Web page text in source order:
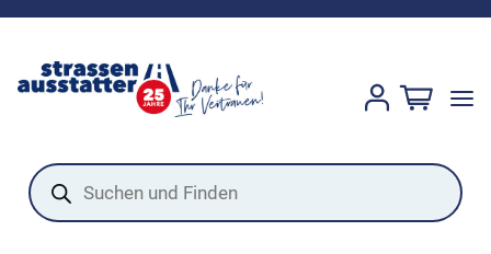
Products
search